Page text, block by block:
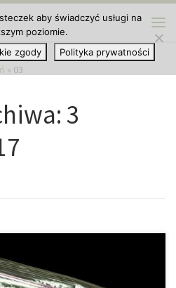
» 03
3
aby świadczyć usługi na
poziomie.
zgody Polityka prywatności